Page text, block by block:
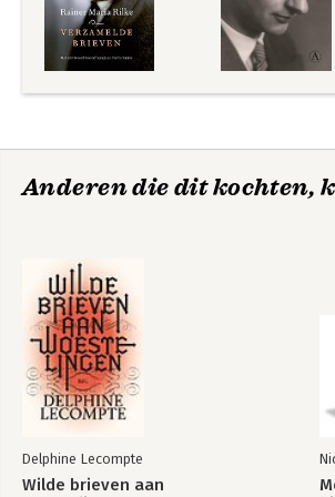
Anderen die dit kochten,
Delphine Lecompte
Wilde brieven aan